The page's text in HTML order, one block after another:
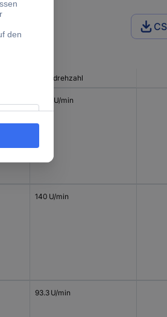
Nenndrehzahl
186.7 U/min
140 U/min
93.3 U/min